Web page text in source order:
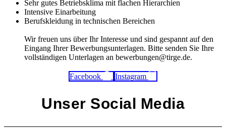
Sehr gutes Betriebsklima mit flachen Hierarchien
Intensive Einarbeitung
Berufskleidung in technischen Bereichen
Wir freuen uns über Ihr Interesse und sind gespannt auf den
Eingang Ihrer Bewerbungsunterlagen. Bitte senden Sie Ihre
vollständigen Unterlagen an bewerbungen@tirge.de.
Facebook Instagram
Unser Social Media